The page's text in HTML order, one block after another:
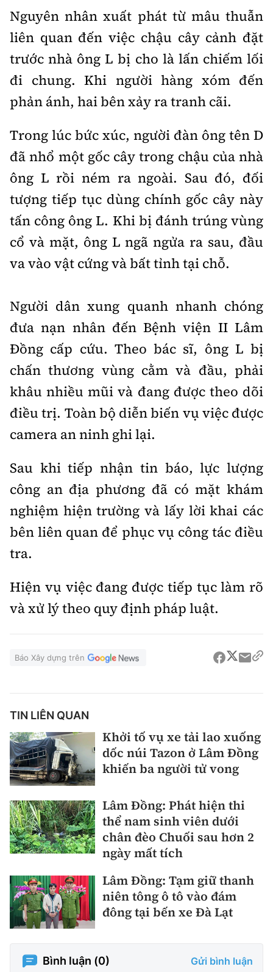
Lối sống
Ẩm thực
Khám phá
Camera giao thông
Câu chuyện giao thông
Giải trí - Thể thao
Cơ quan chủ quản: Bộ Xây dựng
Giấy phép số: 03/GP-BVHTTDL, cấp ngày 1/4/2025.
Hà Nội.
Tổng biên tập:Nguyễn Thị Hồng Nga
Phó Tổng biên tập:Nguyễn Sơn Tùng,
Nguyễn Đức Thắng, La Đức Hùng
Hotline:
0901 514 799
Quảng cáo và Phát hành:
0915 057 282
Email: bandoc@baoxaydung.vn
Cấm sao chép dưới mọi hình thức nếu không có sự
Thông tin tòa
Nguyên nhân xuất phát từ mâu thuẫn
liên quan đến việc chậu cây cảnh đặt
trước nhà ông L bị cho là lấn chiếm lối
đi chung. Khi người hàng xóm đến
phản ánh, hai bên xảy ra tranh cãi.
Trong lúc bức xúc, người đàn ông tên D
đã nhổ một gốc cây trong chậu của nhà
ông L rồi ném ra ngoài. Sau đó, đối
tượng tiếp tục dùng chính gốc cây này
tấn công ông L. Khi bị đánh trúng vùng
cổ và mặt, ông L ngã ngửa ra sau, đầu
va vào vật cứng và bất tỉnh tại chỗ.
Người dân xung quanh nhanh chóng
đưa nạn nhân đến Bệnh viện II Lâm
Đồng cấp cứu. Theo bác sĩ, ông L bị
chấn thương vùng cằm và đầu, phải
khâu nhiều mũi và đang được theo dõi
điều trị. Toàn bộ diễn biến vụ việc được
camera an ninh ghi lại.
Sau khi tiếp nhận tin báo, lực lượng
công an địa phương đã có mặt khám
nghiệm hiện trường và lấy lời khai các
bên liên quan để phục vụ công tác điều
tra.
Hiện vụ việc đang được tiếp tục làm rõ
và xử lý theo quy định pháp luật.
Báo Xây dựng trên
TIN LIÊN QUAN
Khởi tố vụ xe tải lao xuống
dốc núi Tazon ở Lâm Đồng
khiến ba người tử vong
Lâm Đồng: Phát hiện thi
thể nam sinh viên dưới
chân đèo Chuối sau hơn 2
ngày mất tích
Lâm Đồng: Tạm giữ thanh
niên tông ô tô vào đám
đông tại bến xe Đà Lạt
Bình luận (0) Gửi bình luận